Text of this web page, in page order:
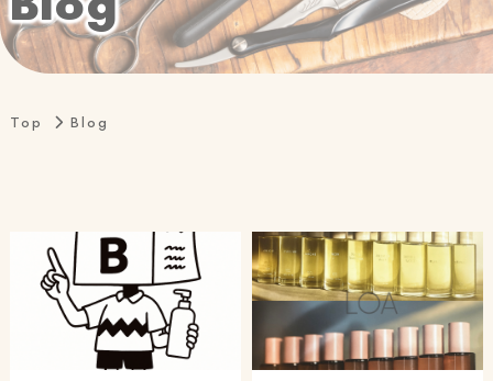
Top Blog